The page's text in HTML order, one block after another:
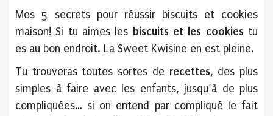
Mes 5 secrets pour réussir biscuits et cookies
maison! Si tu aimes les biscuits et les cookies tu
es au bon endroit. La Sweet Kwisine en est pleine.
Tu trouveras toutes sortes de recettes, des plus
simples à faire avec les enfants, jusqu’à de plus
compliquées… si on entend par compliqué le fait